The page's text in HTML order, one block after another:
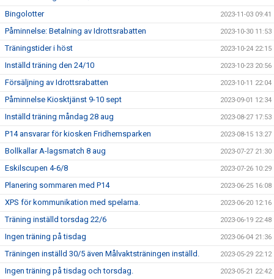
Bingolotter 2023-11-03 09:41
Påminnelse: Betalning av Idrottsrabatten 2023-10-30 11:53
Träningstider i höst 2023-10-24 22:15
Inställd träning den 24/10 2023-10-23 20:56
Försäljning av Idrottsrabatten 2023-10-11 22:04
Påminnelse Kiosktjänst 9-10 sept 2023-09-01 12:34
Inställd träning måndag 28 aug 2023-08-27 17:53
P14 ansvarar för kiosken Fridhemsparken 2023-08-15 13:27
Bollkallar A-lagsmatch 8 aug 2023-07-27 21:30
Eskilscupen 4-6/8 2023-07-26 10:29
Planering sommaren med P14 2023-06-25 16:08
XPS för kommunikation med spelarna. 2023-06-20 12:16
Träning inställd torsdag 22/6 2023-06-19 22:48
Ingen träning på tisdag 2023-06-04 21:36
Träningen inställd 30/5 även Målvaktsträningen inställd. 2023-05-29 22:12
Ingen träning på tisdag och torsdag. 2023-05-21 22:42